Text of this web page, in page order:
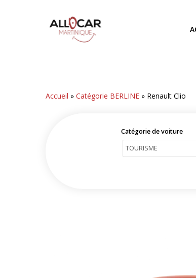
Accueil »Catégorie BERLINE » Renault Clio
Catégorie de voiture